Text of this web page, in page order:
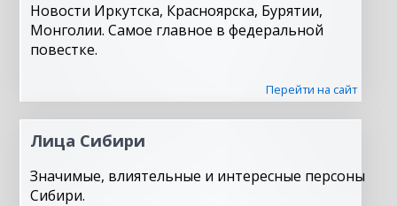
Новости Иркутска, Красноярска, Бурятии,
Монголии. Самое главное в федеральной
повестке.
Перейти на сайт
Лица Сибири
Значимые, влиятельные и интересные персоны
Сибири.